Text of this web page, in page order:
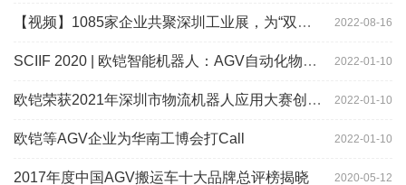
2022-08-16
【视频】1085家企业共聚深圳工业展，为“双链”畅通堵点、卡点
2022-01-10
SCIIF 2020 | 欧铠智能机器人：AGV自动化物流设备及系统
2022-01-10
欧铠荣获2021年深圳市物流机器人应用大赛创新项目奖
2022-01-10
欧铠等AGV企业为华南工博会打Call
2020-05-12
2017年度中国AGV搬运车十大品牌总评榜揭晓